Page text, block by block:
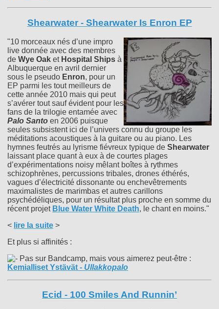
Shearwater - Shearwater Is Enron EP
"10 morceaux nés d’une impro
live donnée avec des membres
de Wye Oak et Hospital Ships à
Albuquerque en avril dernier
sous le pseudo Enron, pour un
EP parmi les tout meilleurs de
cette année 2010 mais qui peut
s’avérer tout sauf évident pour les
fans de la trilogie entamée avec
Palo Santo en 2006 puisque
seules subsistent ici de l’univers connu du groupe les
méditations acoustiques à la guitare ou au piano. Les
hymnes feutrés au lyrisme fiévreux typique de Shearwater
laissant place quant à eux à de courtes plages
d’expérimentations noisy mêlant boîtes à rythmes
schizophrènes, percussions tribales, drones éthérés,
vagues d’électricité dissonante ou enchevêtrements
maximalistes de marimbas et autres carillons
psychédéliques, pour un résultat plus proche en somme du
récent projet Blue Water White Death, le chant en moins."
< lire la suite >
Et plus si affinités :
Pas sur Bandcamp, mais vous aimerez peut-être :
Kemialliset Ystävät - Ullakkopalo
Ecid - 100 Smiles And Runnin’